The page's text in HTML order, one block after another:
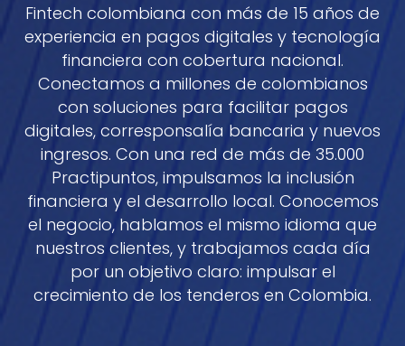
Fintech colombiana con más de 15 años de
experiencia en pagos digitales y tecnología
financiera con cobertura nacional.
Conectamos a millones de colombianos
con soluciones para facilitar pagos
digitales, corresponsalía bancaria y nuevos
ingresos. Con una red de más de 35.000
Practipuntos, impulsamos la inclusión
financiera y el desarrollo local. Conocemos
el negocio, hablamos el mismo idioma que
nuestros clientes, y trabajamos cada día
por un objetivo claro: impulsar el
crecimiento de los tenderos en Colombia.